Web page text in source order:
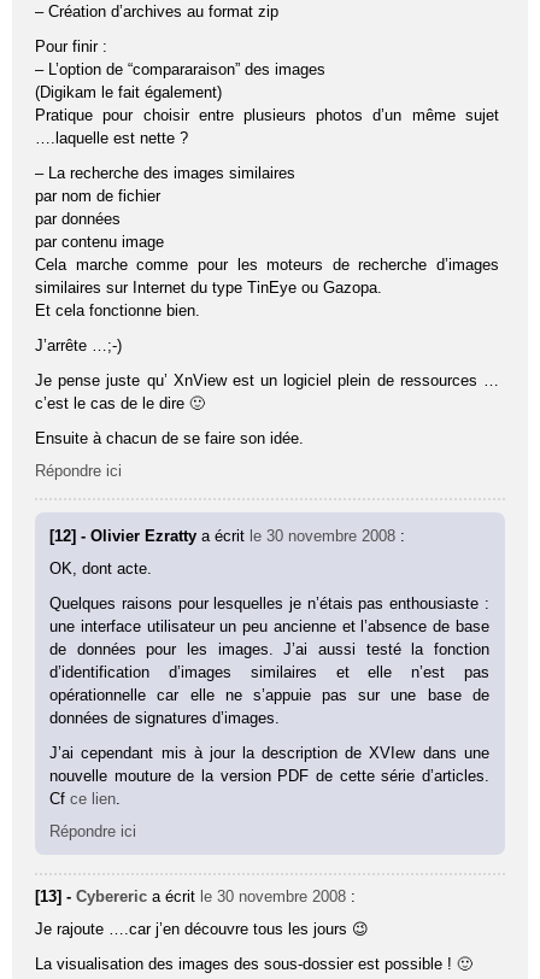
– Création d’archives au format zip
Pour finir :
– L’option de “compararaison” des images
(Digikam le fait également)
Pratique pour choisir entre plusieurs photos d’un même sujet
….laquelle est nette ?
– La recherche des images similaires
par nom de fichier
par données
par contenu image
Cela marche comme pour les moteurs de recherche d’images
similaires sur Internet du type TinEye ou Gazopa.
Et cela fonctionne bien.
J’arrête …;-)
Je pense juste qu’ XnView est un logiciel plein de ressources …
c’est le cas de le dire 🙂
Ensuite à chacun de se faire son idée.
Répondre ici
[12] - Olivier Ezrattya écrit le 30 novembre 2008 :
OK, dont acte.
Quelques raisons pour lesquelles je n’étais pas enthousiaste :
une interface utilisateur un peu ancienne et l’absence de base
de données pour les images. J’ai aussi testé la fonction
d’identification d’images similaires et elle n’est pas
opérationnelle car elle ne s’appuie pas sur une base de
données de signatures d’images.
J’ai cependant mis à jour la description de XVIew dans une
nouvelle mouture de la version PDF de cette série d’articles.
Cfce lien.
Répondre ici
[13] -Cybereric a écrit le 30 novembre 2008 :
Je rajoute ….car j’en découvre tous les jours 😉
La visualisation des images des sous-dossier est possible ! 🙂